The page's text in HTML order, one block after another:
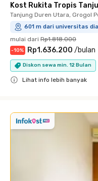
Kost Rukita Tropis
Tanjung Duren Utara, Grogol
601 m dari universitas
mulai dari Rp1.818.000
-10% Rp1.636.200 /bulan
Diskon sewa min. 12 Bulan
Lihat info lebih banyak